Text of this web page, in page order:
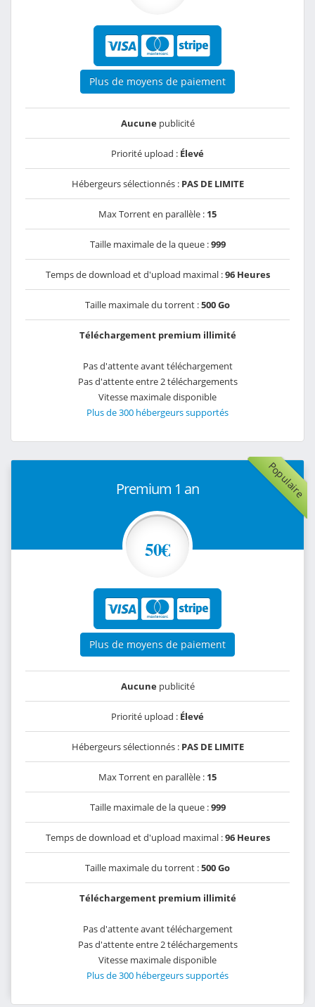
Plus de moyens de paiement
Aucunepublicité
Priorité upload : Élevé
Hébergeurs sélectionnés : PAS DE LIMITE
Max Torrent en parallèle : 15
Taille maximale de la queue :999
Temps de download et d'upload maximal :96 Heures
Taille maximale du torrent :500 Go
Téléchargement premium illimité
Pas d'attente avant téléchargement
Pas d'attente entre 2 téléchargements
Vitesse maximale disponible
Plus de 300 hébergeurs supportés
Populaire
Premium 1 an
50€
Plus de moyens de paiement
Aucunepublicité
Priorité upload : Élevé
Hébergeurs sélectionnés : PAS DE LIMITE
Max Torrent en parallèle : 15
Taille maximale de la queue :999
Temps de download et d'upload maximal :96 Heures
Taille maximale du torrent :500 Go
Téléchargement premium illimité
Pas d'attente avant téléchargement
Pas d'attente entre 2 téléchargements
Vitesse maximale disponible
Plus de 300 hébergeurs supportés